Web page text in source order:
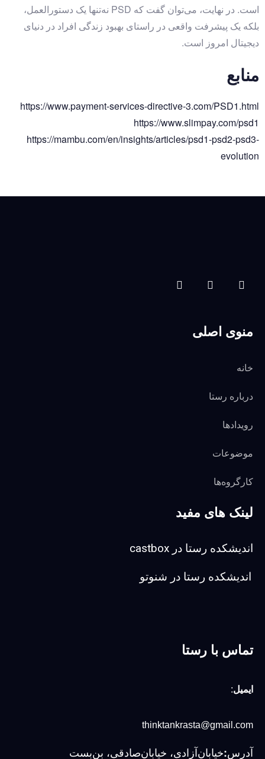
است. در نهایت، می‌توان گفت که PSD نه‌تنها یک دستورالعمل،
بلکه یک پیشرفت واقعی در راستای بهبود زندگی افراد در دنیای
دیجیتال امروز است.
منابع
https://www.payment-services-directive-3.com/PSD1.html
https://www.slimpay.com/psd1
https://mambu.com/en/insights/articles/psd1-psd2-psd3-
evolution
منوی اصلی
خانه
درباره رستا
رویدادها
موضوعات
کارگروه‌ها
لینک های مفید
اندیشکده رستا در castbox
اندیشکده رستا در شنوتو
تماس با رستا
ایمیل:
thinktankrasta@gmail.com
آدرس:خیابان‌آزادی، خیابان‌صادقی، بن‌بست